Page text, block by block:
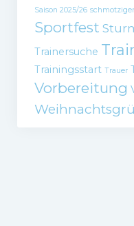
Saison 2025/26
Sportfest
Trainersuche
Trainingsstart Trauer
Vorbereitung